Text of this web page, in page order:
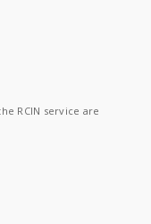
RCIN service are